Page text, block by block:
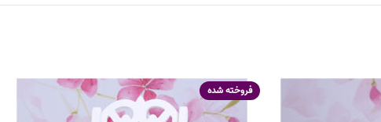
فروخته شده